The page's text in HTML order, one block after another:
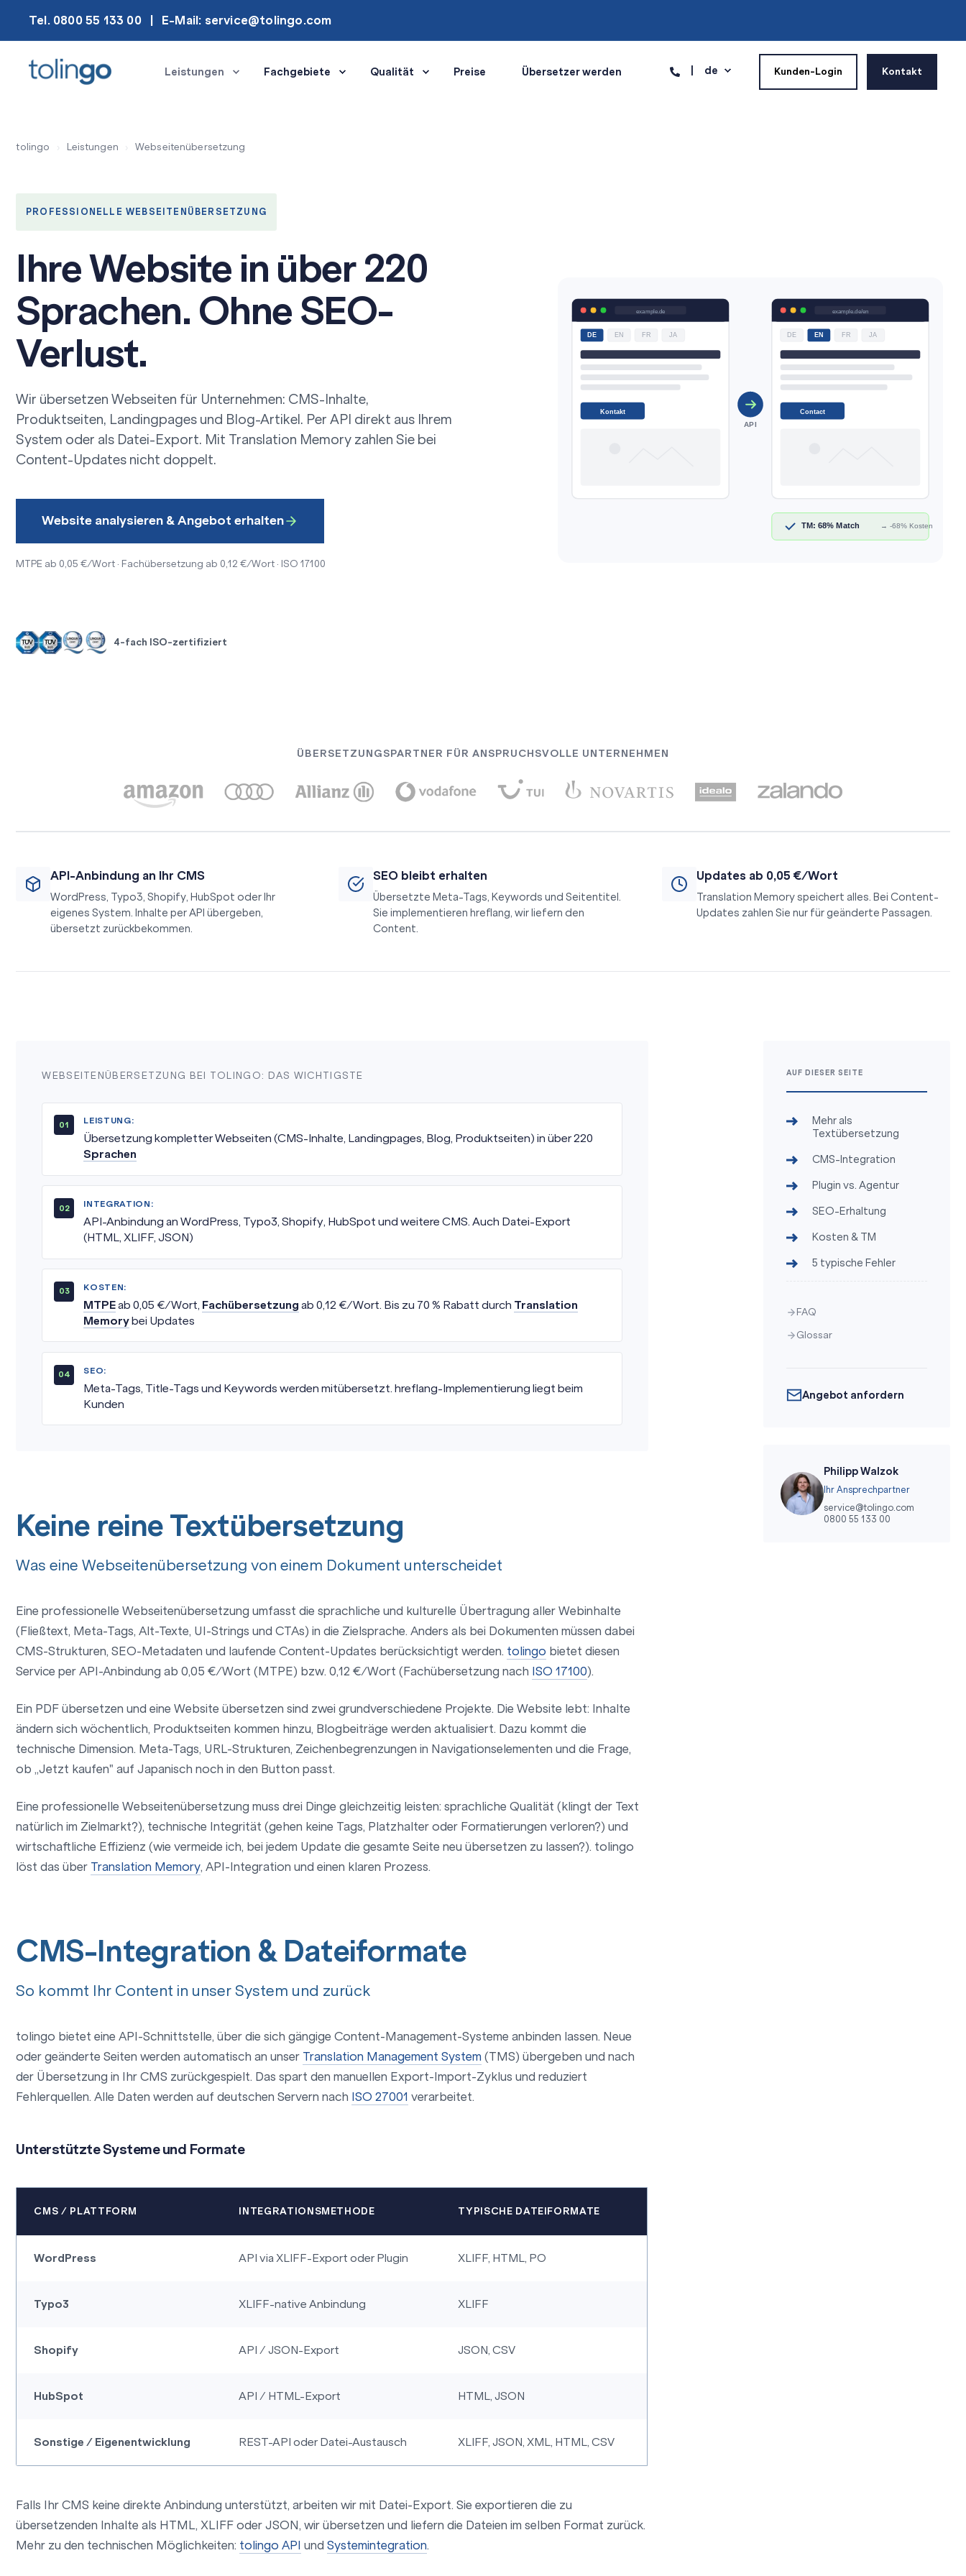
Tel. 0800 55 133 00 E-Mail: service@tolingo.com
Leistungen Fachgebiete Qualität Preise Übersetzer werden de Kunden-Login Kontakt
tolingo › Leistungen › Webseitenübersetzung
PROFESSIONELLE WEBSEITENÜBERSETZUNG
Ihre Website in über 220
Sprachen. Ohne SEO-
Verlust.
Wir übersetzen Webseiten für Unternehmen: CMS-Inhalte,
Produktseiten, Landingpages und Blog-Artikel. Per API direkt aus Ihrem
System oder als Datei-Export. Mit Translation Memory zahlen Sie bei
Content-Updates nicht doppelt.
Website analysieren & Angebot erhalten
MTPE ab 0,05 €/Wort · Fachübersetzung ab 0,12 €/Wort · ISO 17100
4-fach ISO-zertifiziert
example.de
DE EN FR JA
Kontakt
API
example.de/en
DE EN FR JA
Contact
TM: 68% Match → -68% Kosten
ÜBERSETZUNGSPARTNER FÜR ANSPRUCHSVOLLE UNTERNEHMEN
API-Anbindung an Ihr CMS
WordPress, Typo3, Shopify, HubSpot oder Ihr
eigenes System. Inhalte per API übergeben,
übersetzt zurückbekommen.
SEO bleibt erhalten
Übersetzte Meta-Tags, Keywords und Seitentitel.
Sie implementieren hreflang, wir liefern den
Content.
Updates ab 0,05 €/Wort
Translation Memory speichert alles. Bei Content-
Updates zahlen Sie nur für geänderte Passagen.
WEBSEITENÜBERSETZUNG BEI TOLINGO: DAS WICHTIGSTE
LEISTUNG:
Übersetzung kompletter Webseiten (CMS-Inhalte, Landingpages, Blog, Produktseiten) in über 220
Sprachen
INTEGRATION:
API-Anbindung an WordPress, Typo3, Shopify, HubSpot und weitere CMS. Auch Datei-Export
(HTML, XLIFF, JSON)
KOSTEN:
MTPEab 0,05 €/Wort, Fachübersetzung ab 0,12 €/Wort. Bis zu 70 % Rabatt durch Translation
Memorybei Updates
SEO:
Meta-Tags, Title-Tags und Keywords werden mitübersetzt. hreflang-Implementierung liegt beim
Kunden
Keine reine Textübersetzung
Was eine Webseitenübersetzung von einem Dokument unterscheidet
Eine professionelle Webseitenübersetzung umfasst die sprachliche und kulturelle Übertragung aller Webinhalte
(Fließtext, Meta-Tags, Alt-Texte, UI-Strings und CTAs) in die Zielsprache. Anders als bei Dokumenten müssen dabei
CMS-Strukturen, SEO-Metadaten und laufende Content-Updates berücksichtigt werden. tolingo bietet diesen
Service per API-Anbindung ab 0,05 €/Wort (MTPE) bzw. 0,12 €/Wort (Fachübersetzung nach ISO 17100).
Ein PDF übersetzen und eine Website übersetzen sind zwei grundverschiedene Projekte. Die Website lebt: Inhalte
ändern sich wöchentlich, Produktseiten kommen hinzu, Blogbeiträge werden aktualisiert. Dazu kommt die
technische Dimension. Meta-Tags, URL-Strukturen, Zeichenbegrenzungen in Navigationselementen und die Frage,
ob „Jetzt kaufen" auf Japanisch noch in den Button passt.
Eine professionelle Webseitenübersetzung muss drei Dinge gleichzeitig leisten: sprachliche Qualität (klingt der Text
natürlich im Zielmarkt?), technische Integrität (gehen keine Tags, Platzhalter oder Formatierungen verloren?) und
wirtschaftliche Effizienz (wie vermeide ich, bei jedem Update die gesamte Seite neu übersetzen zu lassen?). tolingo
löst das über Translation Memory, API-Integration und einen klaren Prozess.
CMS-Integration & Dateiformate
So kommt Ihr Content in unser System und zurück
tolingo bietet eine API-Schnittstelle, über die sich gängige Content-Management-Systeme anbinden lassen. Neue
oder geänderte Seiten werden automatisch an unser Translation Management System (TMS) übergeben und nach
der Übersetzung in Ihr CMS zurückgespielt. Das spart den manuellen Export-Import-Zyklus und reduziert
Fehlerquellen. Alle Daten werden auf deutschen Servern nach ISO 27001 verarbeitet.
Unterstützte Systeme und Formate
CMS / PLATTFORM INTEGRATIONSMETHODE TYPISCHE DATEIFORMATE
WordPress API via XLIFF-Export oder Plugin XLIFF, HTML, PO
Typo3 XLIFF-native Anbindung XLIFF
Shopify API / JSON-Export JSON, CSV
HubSpot API / HTML-Export HTML, JSON
Sonstige / Eigenentwicklung REST-API oder Datei-Austausch XLIFF, JSON, XML, HTML, CSV
Falls Ihr CMS keine direkte Anbindung unterstützt, arbeiten wir mit Datei-Export. Sie exportieren die zu
übersetzenden Inhalte als HTML, XLIFF oder JSON, wir übersetzen und liefern die Dateien im selben Format zurück.
Mehr zu den technischen Möglichkeiten: tolingo API undSystemintegration.
AUF DIESER SEITE
Mehr als
Textübersetzung
CMS-Integration
Plugin vs. Agentur
SEO-Erhaltung
Kosten & TM
5 typische Fehler
FAQ
Glossar
Angebot anfordern
Philipp Walzok
Ihr Ansprechpartner
service@tolingo.com
0800 55 133 00